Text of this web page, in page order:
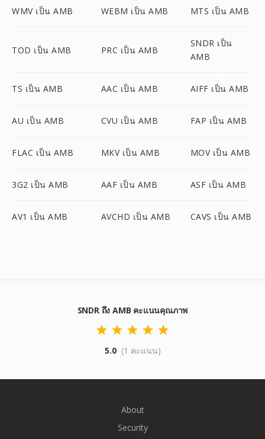
WMV เป็น AMB WEBM เป็น AMB MTS เป็น AMB
TOD เป็น AMB PRC เป็น AMB
SNDR เป็น
AMB
TS เป็น AMB AAC เป็น AMB AIFF เป็น AMB
AU เป็น AMB CVU เป็น AMB FAP เป็น AMB
FLAC เป็น AMB MKV เป็น AMB MOV เป็น AMB
3G2 เป็น AMB AAF เป็น AMB ASF เป็น AMB
AV1 เป็น AMB AVCHD เป็น AMB CAVS เป็น AMB
SNDR ถึง AMB คะแนนคุณภาพ
5.0 (1 คะแนน)
About
Security